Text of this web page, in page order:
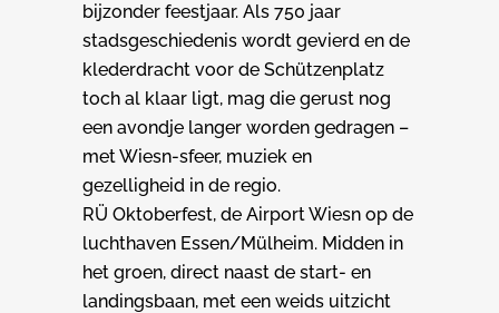
bijzonder feestjaar. Als 750 jaar
stadsgeschiedenis wordt gevierd en de
klederdracht voor de Schützenplatz
toch al klaar ligt, mag die gerust nog
een avondje langer worden gedragen –
met Wiesn-sfeer, muziek en
gezelligheid in de regio.
RÜ Oktoberfest, de Airport Wiesn op de
luchthaven Essen/Mülheim. Midden in
het groen, direct naast de start- en
landingsbaan, met een weids uitzicht